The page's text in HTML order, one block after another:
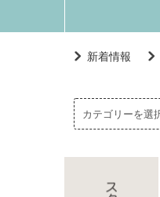
新着情報